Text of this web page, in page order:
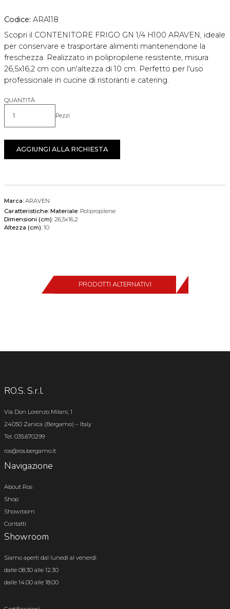
Codice: ARA118
Scopri il CONTENITORE FRIGO GN 1/4 H100 ARAVEN, ideale
per conservare e trasportare alimenti mantenendone la
freschezza. Realizzato in polipropilene resistente, misura
26,5x16,2 cm con un'altezza di 10 cm. Perfetto per l'uso
professionale in cucine di ristoranti e catering.
QUANTITÀ
Quantità Pezzi
AGGIUNGI ALLA RICHIESTA
Marca: ARAVEN
Caratteristiche: Materiale: Polipropilene
Dimensioni (cm): 26,5x16,2
Altezza (cm): 10
PRODOTTI ALTERNATIVI
RO.S. S.r.l.
Via Don Lorenzo Milani, 1
24050 Zanica (Bergamo) – Italy
Tel. 035.670299
ros@ros.bergamo.it
Navigazione
About Ros
Shop
Showroom
Contatti
Showroom
Siamo aperti dal lunedì al venerdì
dalle 08.30 alle 12.30
dalle 14.00 alle 18.00